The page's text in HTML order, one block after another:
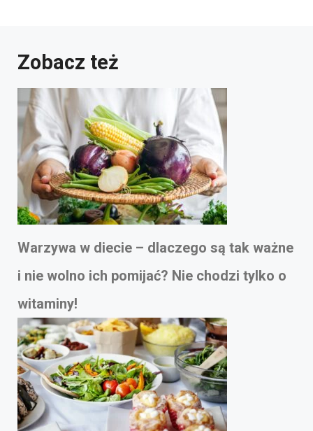
Zobacz też
Warzywa w diecie – dlaczego są tak ważne
i nie wolno ich pomijać? Nie chodzi tylko o
witaminy!